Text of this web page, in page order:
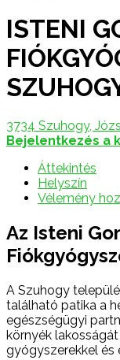
ISTENI
3734 Szuhogy,
Bejelentkezés a
Áttekintés
Helyszín
Vélemény
Az Isteni
A Szuhogy
található patika a
egészségügyi
környék
gyógyszerekkel és